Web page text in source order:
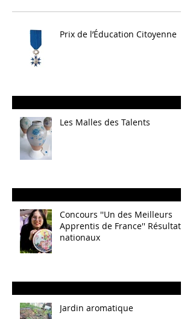
Prix de l’Éducation Citoyenne
Les Malles des Talents
Concours ''Un des Meilleurs
Apprentis de France'' Résultats
nationaux
Jardin aromatique